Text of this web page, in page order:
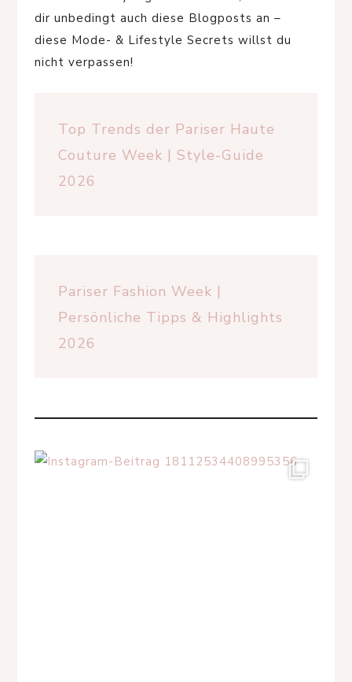
dir unbedingt auch diese Blogposts an –
diese Mode- & Lifestyle Secrets willst du
nicht verpassen!
Top Trends der Pariser Haute
Couture Week | Style-Guide
2026
Pariser Fashion Week |
Persönliche Tipps & Highlights
2026